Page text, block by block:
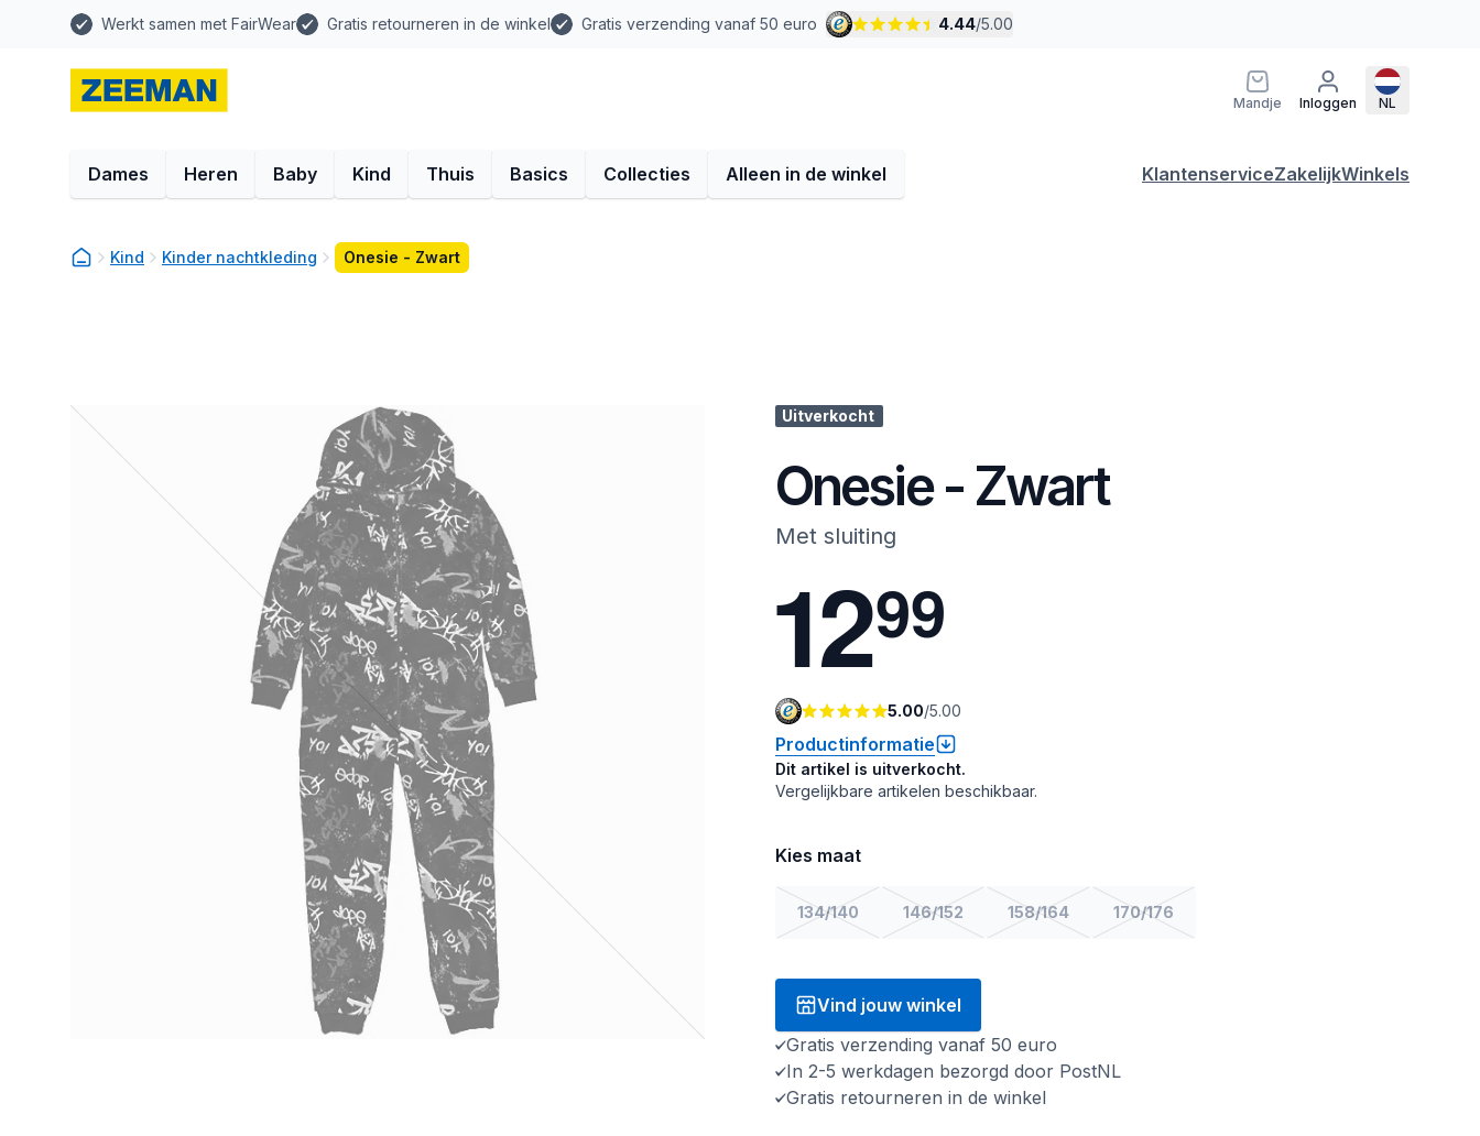
Werkt samen met FairWear Gratis retourneren in de winkel Gratis verzending vanaf 50 euro 4.44/5.00
Mandje Inloggen NL
Dames Heren Baby Kind Thuis Basics Collecties Alleen in de winkel KlantenserviceZakelijkWinkels
Kind Kinder nachtkleding Onesie - Zwart
Uitverkocht
Onesie - Zwart
Met sluiting
1299
5.00/5.00
Productinformatie
Dit artikel is uitverkocht.
Vergelijkbare artikelen beschikbaar.
Kies maat
134/140 146/152 158/164 170/176
Vind jouw winkel
Gratis verzending vanaf 50 euro
In 2-5 werkdagen bezorgd door PostNL
Gratis retourneren in de winkel